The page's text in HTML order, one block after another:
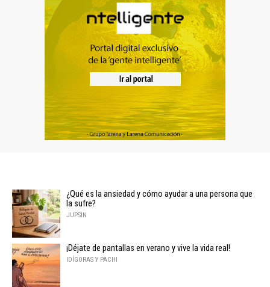
¿Qué es la ansiedad y cómo ayudar a una persona que
la sufre?
JUPSIN
¡Déjate de pantallas en verano y vive la vida real!
IDÍGORAS Y PACHI